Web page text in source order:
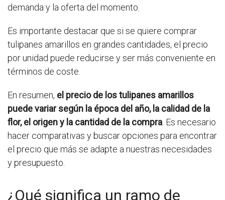
demanda y la oferta del momento.
Es importante destacar que si se quiere comprar
tulipanes amarillos en grandes cantidades, el precio
por unidad puede reducirse y ser más conveniente en
términos de coste.
En resumen, el precio de los tulipanes amarillos
puede variar según la época del año, la calidad de la
flor, el origen y la cantidad de la compra. Es necesario
hacer comparativas y buscar opciones para encontrar
el precio que más se adapte a nuestras necesidades
y presupuesto.
¿Qué significa un ramo de